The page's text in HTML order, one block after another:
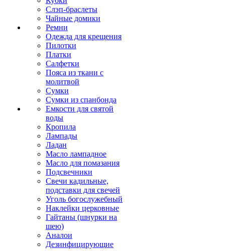
Слэп-браслеты
Чайные домики
Ремни
Одежда для крещения
Пилотки
Платки
Салфетки
Пояса из ткани с
молитвой
Сумки
Сумки из спанбонда
Емкости для святой
воды
Кропила
Лампады
Ладан
Масло лампадное
Масло для помазания
Подсвечники
Свечи кадильные,
подставки для свечей
Уголь богослужебный
Наклейки церковные
Гайтаны (шнурки на
шею)
Аналои
Дезинфицирующие